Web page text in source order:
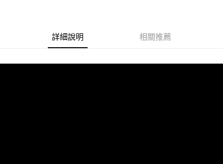
ATM付款
詳細說明 相關推薦